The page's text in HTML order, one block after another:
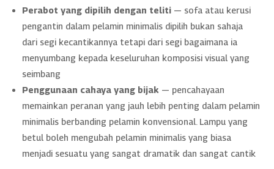
Perabot yang dipilih dengan teliti — sofa atau kerusi
pengantin dalam pelamin minimalis dipilih bukan sahaja
dari segi kecantikannya tetapi dari segi bagaimana ia
menyumbang kepada keseluruhan komposisi visual yang
seimbang
Penggunaan cahaya yang bijak — pencahayaan
memainkan peranan yang jauh lebih penting dalam pelamin
minimalis berbanding pelamin konvensional. Lampu yang
betul boleh mengubah pelamin minimalis yang biasa
menjadi sesuatu yang sangat dramatik dan sangat cantik